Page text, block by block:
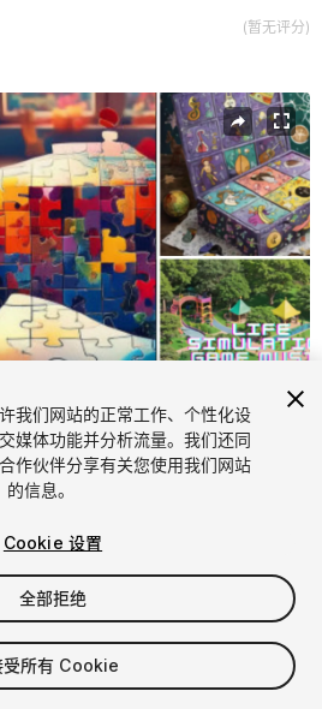
(暂无评分)
1/12
我们网站的正常工作、个性化设
媒体功能并分析流量。我们还同
作伙伴分享有关您使用我们网站
的信息。
Cookie 设置
全部拒绝
受所有 Cookie